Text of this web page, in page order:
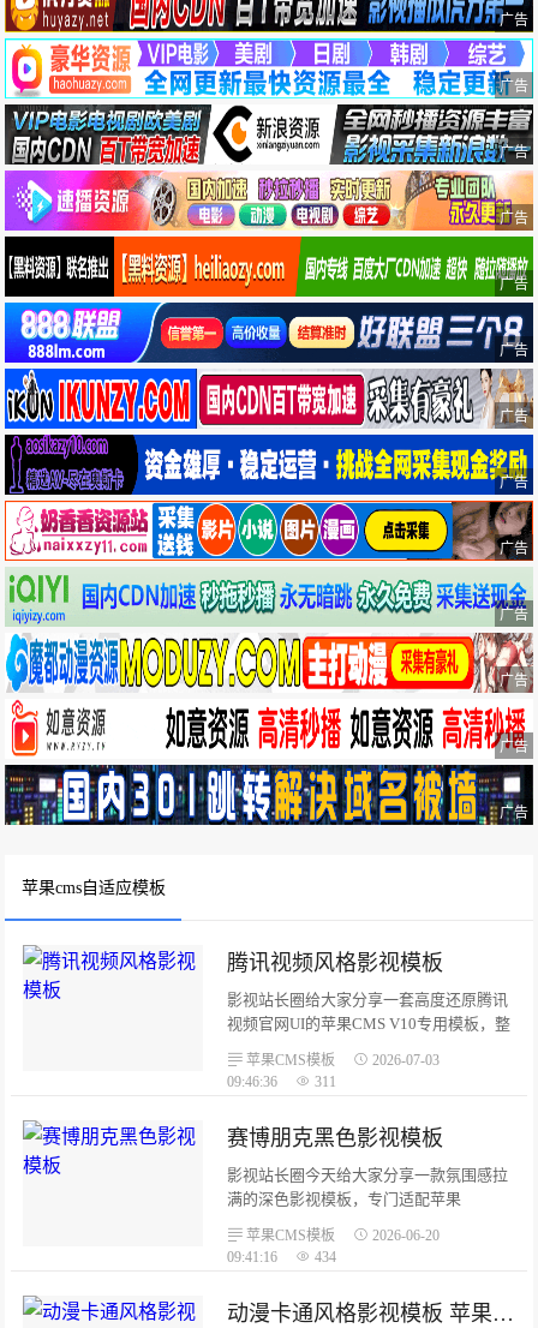
广告
广告
广告
广告
广告
广告
广告
广告
广告
广告
广告
广告
广告
苹果cms自适应模板
腾讯视频风格影视模板
影视站长圈给大家分享一套高度还原腾讯
视频官网UI的苹果CMS V10专用模板，整
式适配电脑、平板、手机，配色规范统
辑开发，适配苹果CMS V10全系统标签，
页面层级清晰，交互逻辑贴合大众观影平
台使用习惯，不管综合影视站、动漫站点
苹果CMS模板
2026-07-03
09:46:36
311
​赛博朋克黑色影视模板
影视站长圈今天给大家分享一款氛围感拉
满的深色影视模板，专门适配苹果
霓虹配色搭配纯黑底色科技感十足，不管
底，搭配霓虹蓝#00d4ff、活力橙#ff6b35
苹果CMS模板
2026-06-20
09:41:16
434
动漫卡通风格影视模板 苹果CMSV10自适应全功能模板